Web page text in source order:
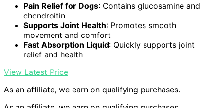
Pain Relief for Dogs: Contains glucosamine and
chondroitin
Supports Joint Health: Promotes smooth
movement and comfort
Fast Absorption Liquid: Quickly supports joint
relief and health
View Latest Price
As an affiliate, we earn on qualifying purchases.